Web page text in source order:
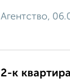
Агентство,
2-к